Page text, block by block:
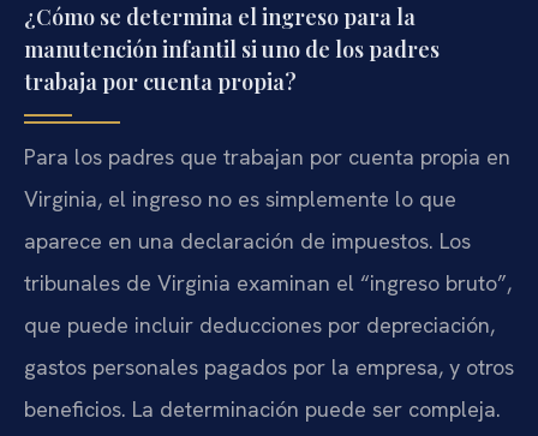
¿Cómo se determina el ingreso para la
manutención infantil si uno de los padres
trabaja por cuenta propia?
Para los padres que trabajan por cuenta propia en
Virginia, el ingreso no es simplemente lo que
aparece en una declaración de impuestos. Los
tribunales de Virginia examinan el “ingreso bruto”,
que puede incluir deducciones por depreciación,
gastos personales pagados por la empresa, y otros
beneficios. La determinación puede ser compleja.